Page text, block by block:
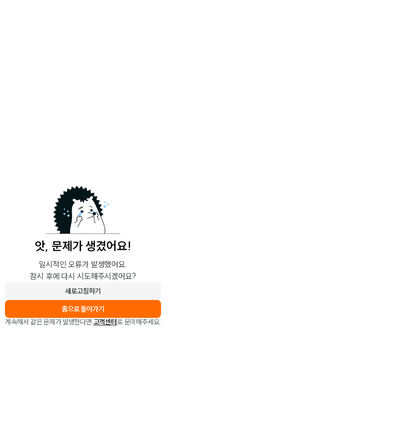
앗, 문제가 생겼어요!
일시적인 오류가 발생했어요.
잠시 후에 다시 시도해주시겠어요?
새로고침하기
홈으로 돌아가기
계속해서 같은 문제가 발생한다면 고객센터로 문의해주세요.